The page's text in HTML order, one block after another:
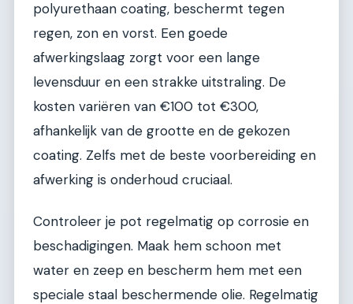
polyurethaan coating, beschermt tegen
regen, zon en vorst. Een goede
afwerkingslaag zorgt voor een lange
levensduur en een strakke uitstraling. De
kosten variëren van €100 tot €300,
afhankelijk van de grootte en de gekozen
coating. Zelfs met de beste voorbereiding en
afwerking is onderhoud cruciaal.
Controleer je pot regelmatig op corrosie en
beschadigingen. Maak hem schoon met
water en zeep en bescherm hem met een
speciale staal beschermende olie. Regelmatig